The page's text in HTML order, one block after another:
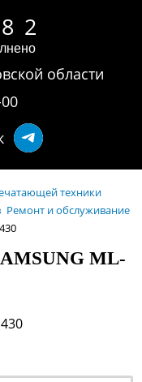
8 2
области
техники
Ремонт и обслуживание
ML-